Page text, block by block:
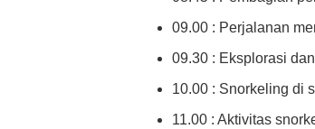
09.00 : Perjalanan
09.30 : Eksplorasi
10.00 : Snorkeling di
11.00 : Aktivitas